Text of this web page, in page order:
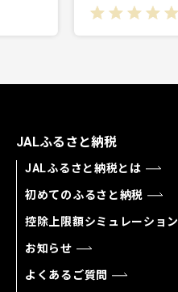
JALふるさと納税
JALふるさと納税とは
初めてのふるさと納税
控除上限額シミュレーション
お知らせ
よくあるご質問